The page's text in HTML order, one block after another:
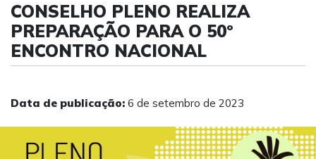
CONSELHO PLENO REALIZA
PREPARAÇÃO PARA O 50º
ENCONTRO NACIONAL
Data de publicação: 6 de setembro de 2023